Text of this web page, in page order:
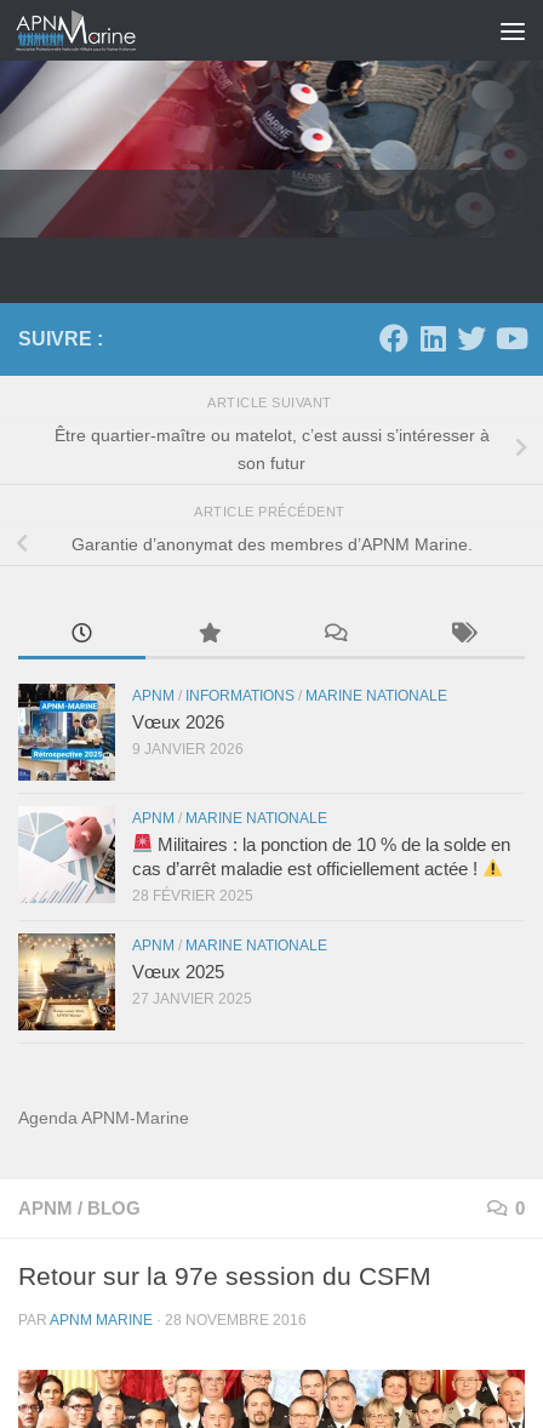
Skip to content
APNM / BLOG 0
Retour sur la 97e session du CSFM
PAR APNM MARINE · 28 NOVEMBRE 2016
SUIVRE :
ARTICLE SUIVANT
Être quartier-maître ou matelot, c’est aussi s’intéresser à
son futur
ARTICLE PRÉCÉDENT
Garantie d’anonymat des membres d’APNM Marine.
APNM / INFORMATIONS / MARINE NATIONALE
Vœux 2026
9 JANVIER 2026
APNM / MARINE NATIONALE
Militaires : la ponction de 10 % de la solde en
cas d’arrêt maladie est officiellement actée !
28 FÉVRIER 2025
APNM / MARINE NATIONALE
Vœux 2025
27 JANVIER 2025
Agenda APNM-Marine